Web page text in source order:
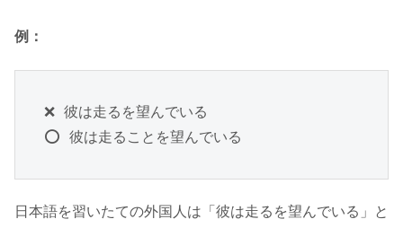
例：
❌ 彼は走るを望んでいる
⭕ 彼は走ることを望んでいる
日本語を習いたての外国人は「彼は走るを望んでいる」と